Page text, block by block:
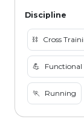
Discipline
⛓️ Cross
💪
🏃 Running